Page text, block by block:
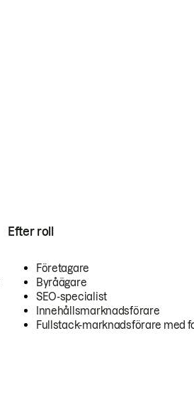
Efter roll
Företagare
Byråägare
SEO-specialist
Innehållsmarknadsförare
Fullstack-marknadsförare med